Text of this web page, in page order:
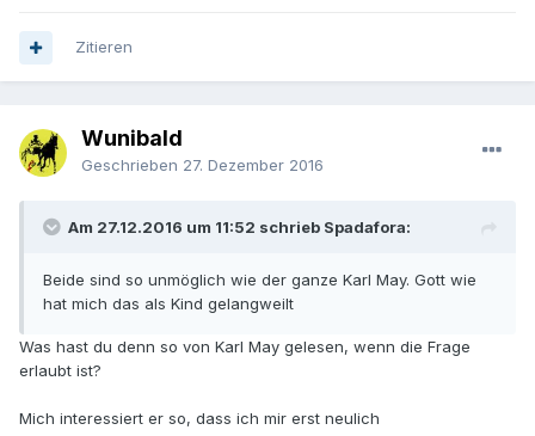
Zitieren
Wunibald
Geschrieben 27. Dezember 2016
Am 27.12.2016 um 11:52 schrieb Spadafora:
Beide sind so unmöglich wie der ganze Karl May. Gott wie
hat mich das als Kind gelangweilt
Was hast du denn so von Karl May gelesen, wenn die Frage
erlaubt ist?
Mich interessiert er so, dass ich mir erst neulich